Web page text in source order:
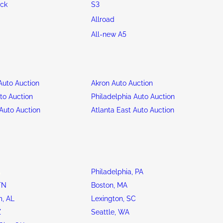
S3
Allroad
All-new A5
Auction
Akron Auto Auction
Auction
Philadelphia Auto Auction
Auction
Atlanta East Auto Auction
Philadelphia, PA
Boston, MA
AL
Lexington, SC
Seattle, WA